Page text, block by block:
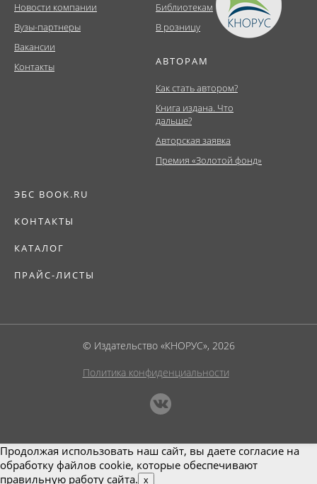
Новости компании
Вузы-партнеры
Вакансии
Контакты
Библиотекам
В розницу
АВТОРАМ
Как стать автором?
Книга издана. Что
дальше?
Авторская заявка
Премия «Золотой фонд»
ЭБС BOOK.RU
КОНТАКТЫ
КАТАЛОГ
ПРАЙС-ЛИСТЫ
© Издательство «КНОРУС», 2026
Политика конфиденциальности
Продолжая использовать наш сайт, вы даете согласие на
обработку файлов cookie, которые обеспечивают
правильную работу сайта. x